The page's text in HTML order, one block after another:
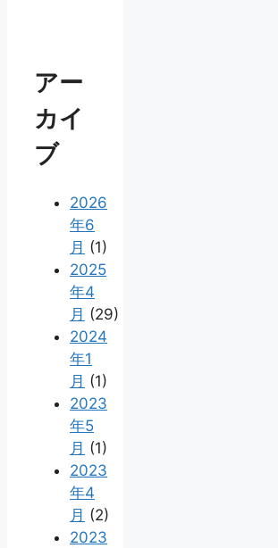
アー
カイ
ブ
2026
年6
月 (1)
2025
年4
月 (29)
2024
年1
月 (1)
2023
年5
月 (1)
2023
年4
月 (2)
2023